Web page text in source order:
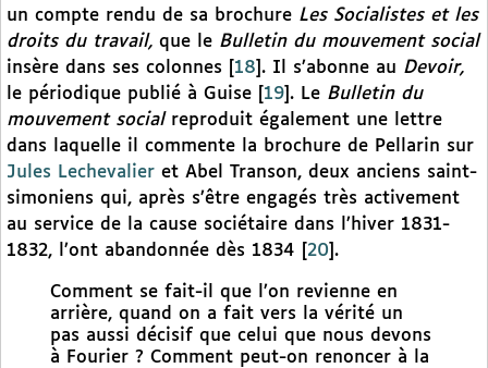
un compte rendu de sa brochure Les Socialistes et les
droits du travail, que le Bulletin du mouvement social
insère dans ses colonnes
18 . Il s’abonne au Devoir,
le périodique publié à Guise 19 . Le Bulletin du
mouvement social reproduit également une lettre
dans laquelle il commente la brochure de Pellarin sur
Jules Lechevalier et Abel Transon, deux anciens saint-
simoniens qui, après s’être engagés très activement
au service de la cause sociétaire dans l’hiver 1831-
1832, l’ont abandonnée dès 1834
20 .
Comment se fait-il que l’on revienne en
arrière, quand on a fait vers la vérité un
pas aussi décisif que celui que nous devons
à Fourier ? Comment peut-on renoncer à la